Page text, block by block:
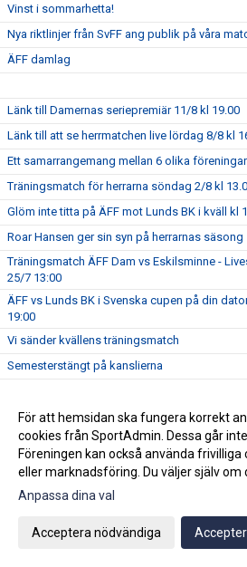
Vinst i sommarhetta!
Nya riktlinjer från SvFF ang publik på våra
ÄFF damlag
Länk till Damernas seriepremiär 11/8 kl 19.00
Länk till att se herrmatchen live lördag 8/8 kl
Ett samarrangemang mellan 6 olika
Träningsmatch för herrarna söndag 2/8 kl
Glöm inte titta på ÄFF mot Lunds BK i kväll kl
Roar Hansen ger sin syn på herrarnas säsong
Träningsmatch ÄFF Dam vs Eskilsminne -
25/7 13:00
ÄFF vs Lunds BK i Svenska cupen på din
19:00
Vi sänder kvällens träningsmatch
Semesterstängt på kanslierna
Ängelholms FF förstärker inför hösten
En konstig säsong
Meddelande från en av våra sponsorer
Nybörjarstrul på vår livesändning
Hemmapremiär för herrarna lördag 27/6 kl
via länk
För att hemsidan ska fungera korrekt
cookies från SportAdmin. Dessa går
Föreningen kan också använda
eller marknadsföring. Du väljer själv om
Anpassa dina val
Acceptera nödvändiga